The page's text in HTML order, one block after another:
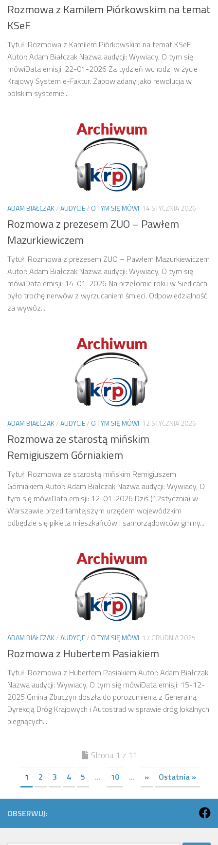
Rozmowa z Kamilem Piórkowskim na temat
KSeF
Tytuł: Rozmowa z Kamilem Piórkowskim na temat KSeF
Autor: Adam Białczak Nazwa audycji: Wywiady, O tym się
mówiData emisji: 22-01-2026 Za tydzień wchodzi w życie
Krajowy System e-Faktur. Zapowiadany jako rewolucja w
polskim systemie...
ADAM BIAŁCZAK/AUDYCJE/ O TYM SIĘ MÓWI 14 STYCZNIA 2026
Rozmowa z prezesem ZUO – Pawłem
Mazurkiewiczem
Tytuł: Rozmowa z prezesem ZUO – Pawłem Mazurkiewiczem
Autor: Adam Białczak Nazwa audycji: Wywiady, O tym się
mówiData emisji: 14-01-2026 Na przełomie roku w Siedlcach
było trochę nerwów z wyrzucaniem śmieci. Odpowiedzialność
za wywóz...
ADAM BIAŁCZAK/AUDYCJE/ O TYM SIĘ MÓWI 12 STYCZNIA 2026
Rozmowa ze starostą mińskim
Remigiuszem Górniakiem
Tytuł: Rozmowa ze starostą mińskim Remigiuszem
Górniakiem Autor: Adam Białczak Nazwa audycji: Wywiady, O
tym się mówiData emisji: 12-01-2026 Dziś (12stycznia) w
Warszawie przed tamtejszym urzędem wojewódzkim
odbędzie się pikieta mieszkańców i samorządowców gminy...
ADAM BIAŁCZAK/AUDYCJE/ O TYM SIĘ MÓWI 17 GRUDNIA 2025
Rozmowa z Hubertem Pasiakiem
Tytuł: Rozmowa z Hubertem Pasiakiem Autor: Adam Białczak
Nazwa audycji: Wywiady, O tym się mówiData emisji: 15-12-
2025 Gmina Zbuczyn doszła do porozumienia z Generalną
Dyrekcją Dróg Krajowych i Autostrad w sprawie dróg lokalnych
biegnących...
Strona 1 z 11
1 2 3 4 5 ... 10 ... » Ostatnia »
OBSERWUJ: